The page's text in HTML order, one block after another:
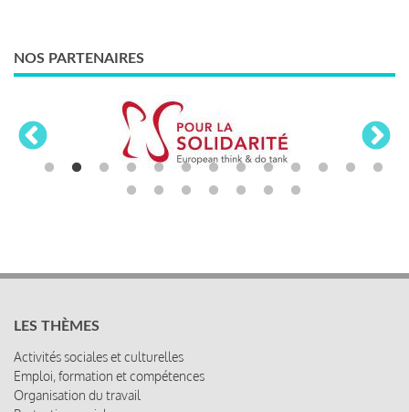
NOS PARTENAIRES
LES THÈMES
Activités sociales et culturelles
Emploi, formation et compétences
Organisation du travail